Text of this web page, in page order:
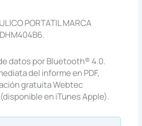
PORTATIL MARCA
datos por Bluetooth® 4.0.
del informe en PDF,
gratuita Webtec
en iTunes Apple).